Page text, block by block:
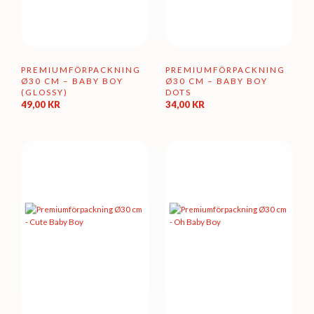
PREMIUMFÖRPACKNING
Ø30 CM – BABY BOY
(GLOSSY)
49,00 KR
PREMIUMFÖRPACKNING
Ø30 CM – BABY BOY
DOTS
34,00 KR